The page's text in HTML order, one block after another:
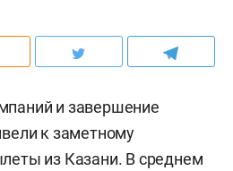
и завершение
к заметному
из Казани. В среднем